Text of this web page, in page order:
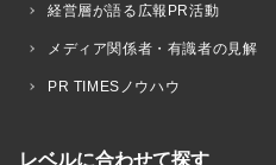
経営層が語る広報PR活動
メディア関係者・有識者の見解
PR TIMESノウハウ
レベルに合わせて探す